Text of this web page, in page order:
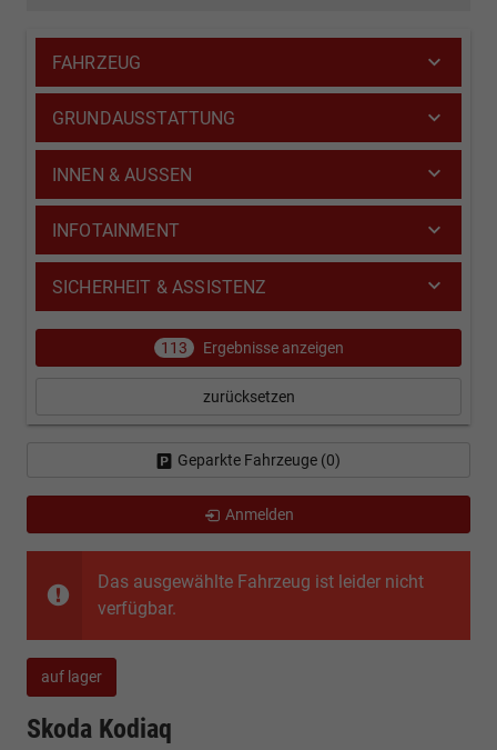
Das ausgewählte Fahrzeug ist leider nicht
verfügbar.
auf lager
Skoda Kodiaq
FAHRZEUG
GRUNDAUSSTATTUNG
INNEN & AUSSEN
INFOTAINMENT
SICHERHEIT & ASSISTENZ
113 Ergebnisse anzeigen
zurücksetzen
Geparkte Fahrzeuge (0)
Anmelden